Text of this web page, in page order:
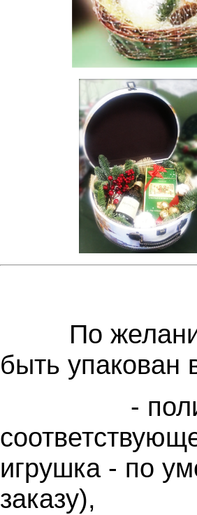
По желанию
быть упакован
-
игрушка - по
заказу),